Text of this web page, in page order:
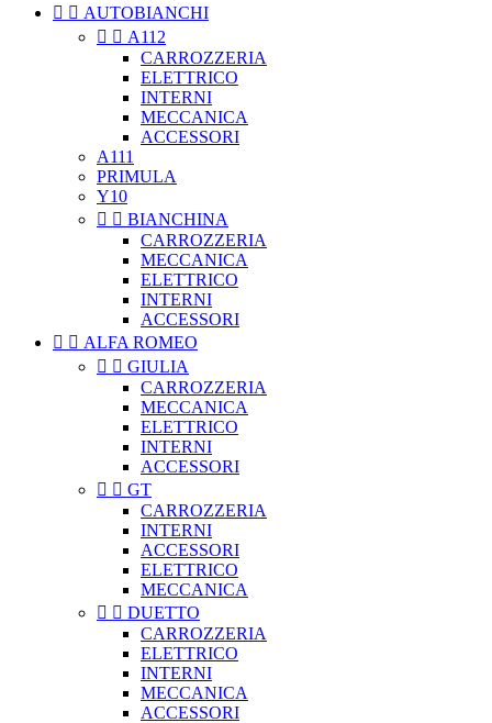
  AUTOBIANCHI
  A112
CARROZZERIA
ELETTRICO
INTERNI
MECCANICA
ACCESSORI
A111
PRIMULA
Y10
  BIANCHINA
CARROZZERIA
MECCANICA
ELETTRICO
INTERNI
ACCESSORI
  ALFA ROMEO
  GIULIA
CARROZZERIA
MECCANICA
ELETTRICO
INTERNI
ACCESSORI
  GT
CARROZZERIA
INTERNI
ACCESSORI
ELETTRICO
MECCANICA
  DUETTO
CARROZZERIA
ELETTRICO
INTERNI
MECCANICA
ACCESSORI